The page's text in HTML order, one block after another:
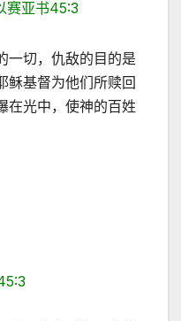
赛亚书45:3
一切，仇敌的目的是
稣基督为他们所赎回
在光中，使神的百姓